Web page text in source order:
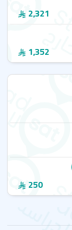
2,321
1,352
250